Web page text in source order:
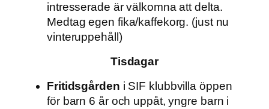
intresserade är välkomna att delta.
Medtag egen fika/kaffekorg. (just nu
vinteruppehåll)
Tisdagar
Fritidsgården i SIF klubbvilla öppen
för barn 6 år och uppåt, yngre barn i